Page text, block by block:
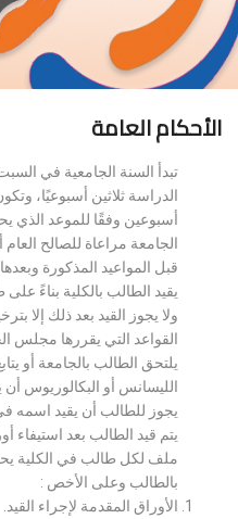
الأحكام العامة
تبدأ السنة الجامعية في
الدراسة ثلاثين أسبوعيًا،
أسبوعين وفقًا للموعد
الجامعة مراعاة للصالح العام
قبل المواعيد المذكورة وبعدها.
يقيد الطالب بالكلية بناءً
ولا يجوز القيد بعد ذلك إلا
القواعد التي يقررها مجلس
يلتحق الطالب بالجامعة أو
الليسانس أو البكالوريوس أن
يجوز للطالب أن يقيد اسمه
يتم قيد الطالب بعد استيفاء
ملف لكل طالب في الكلية
بالطالب وعلى الأخص :
الأوراق المقدمة لإجراء القيد.